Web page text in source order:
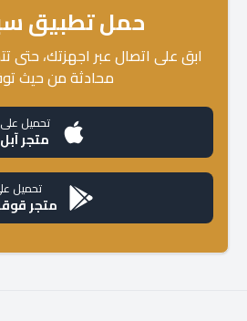
حمل تطبيق
ابق على اتصال عبر اجهزتك، حتى
محادثة من حيث
تحميل على
متجر آبل
تحميل
متجر